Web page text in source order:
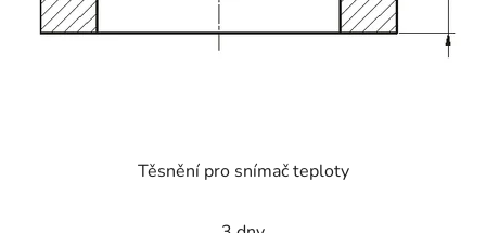
Těsnění pro snímač teploty